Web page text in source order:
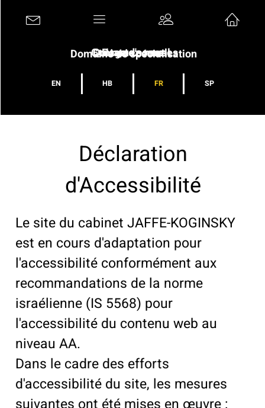
SP
FR
HB
EN
Contactez-nous
Page d'accueil
Domaine de spécialisation
Qui nous sommes
Déclaration
d'Accessibilité
Le site du cabinet JAFFE-KOGINSKY
est en cours d'adaptation pour
l'accessibilité conformément aux
recommandations de la norme
israélienne (IS 5568) pour
l'accessibilité du contenu web au
niveau AA.
Dans le cadre des efforts
d'accessibilité du site, les mesures